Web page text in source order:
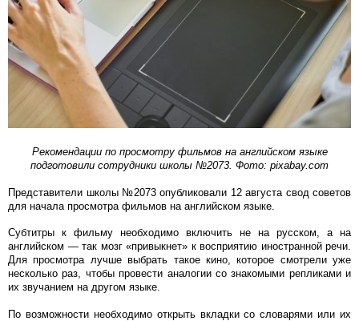
Рекомендации по просмотру фильмов на английском языке
подготовили сотрудники школы №2073. Фото: pixabay.com
Представители школы №2073 опубликовали 12 августа свод советов
для начала просмотра фильмов на английском языке.
Субтитры к фильму необходимо включить не на русском, а на
английском — так мозг «привыкнет» к восприятию иностранной речи.
Для просмотра лучше выбрать такое кино, которое смотрели уже
несколько раз, чтобы провести аналогии со знакомыми репликами и
их звучанием на другом языке.
По возможности необходимо открыть вкладки со словарями или их